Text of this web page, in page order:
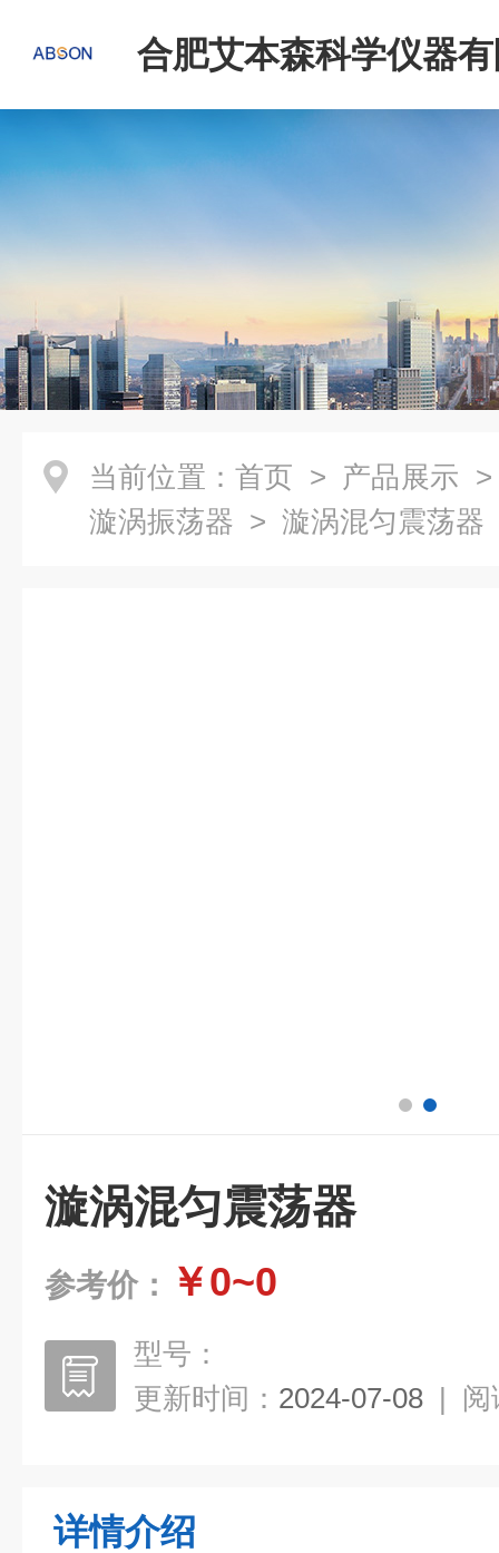
合肥艾本森科学仪器
当前位置： 首页 > 产品展示
漩涡振荡器 > 漩涡混匀震荡器
漩涡混匀震荡器
参考价： ￥0~0
型号：
更新时间： 2024-07-08 | 阅
详情介绍